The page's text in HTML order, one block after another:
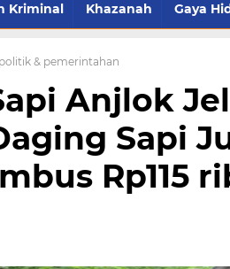
Kriminal Khazanah Gaya
& pemerintahan
Anjlok
Sapi
Rp115